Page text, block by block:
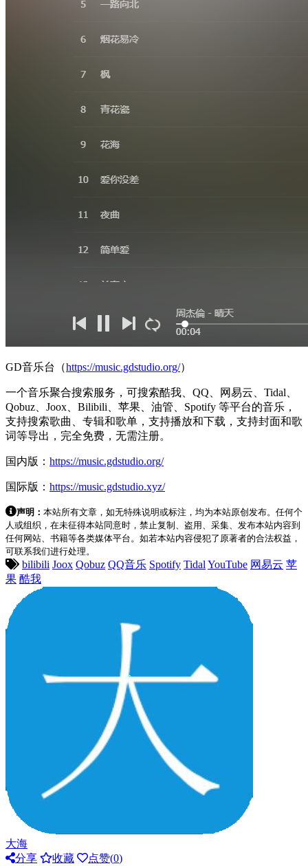
GD音乐台（https://music.gdstudio.org/）
一个音乐聚合搜索服务，可搜索酷我、QQ、网易云、Tidal、
Qobuz、Joox、Bilibili、苹果、油管、Spotify 等平台的音乐，
支持搜索歌曲、专辑和歌单，支持播放和下载，支持封面和歌
词等导出，完全免费，无需注册。
国内版： https://music.gdstudio.org/
国际版： https://music.gdstudio.xyz/
声明： 本站所有文章，如无特殊说明或标注，均为本站原创发布。任何个
人或组织，在未征得本站同意时，禁止复制、盗用、采集、发布本站内容到
任何网站、书籍等各类媒体平台。如若本站内容侵犯了原著者的合法权益，
可联系我们进行处理。
bilibili Joox Qobuz QQ音乐 Spotify Tidal YouTube 网易云 苹
果 酷我
大海
分享
收藏 点赞(0)